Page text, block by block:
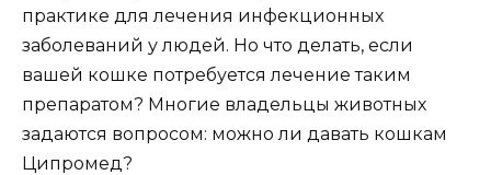
практике для лечения инфекционных
заболеваний у людей. Но что делать, если
вашей кошке потребуется лечение таким
препаратом? Многие владельцы животных
задаются вопросом: можно ли давать кошкам
Ципромед?